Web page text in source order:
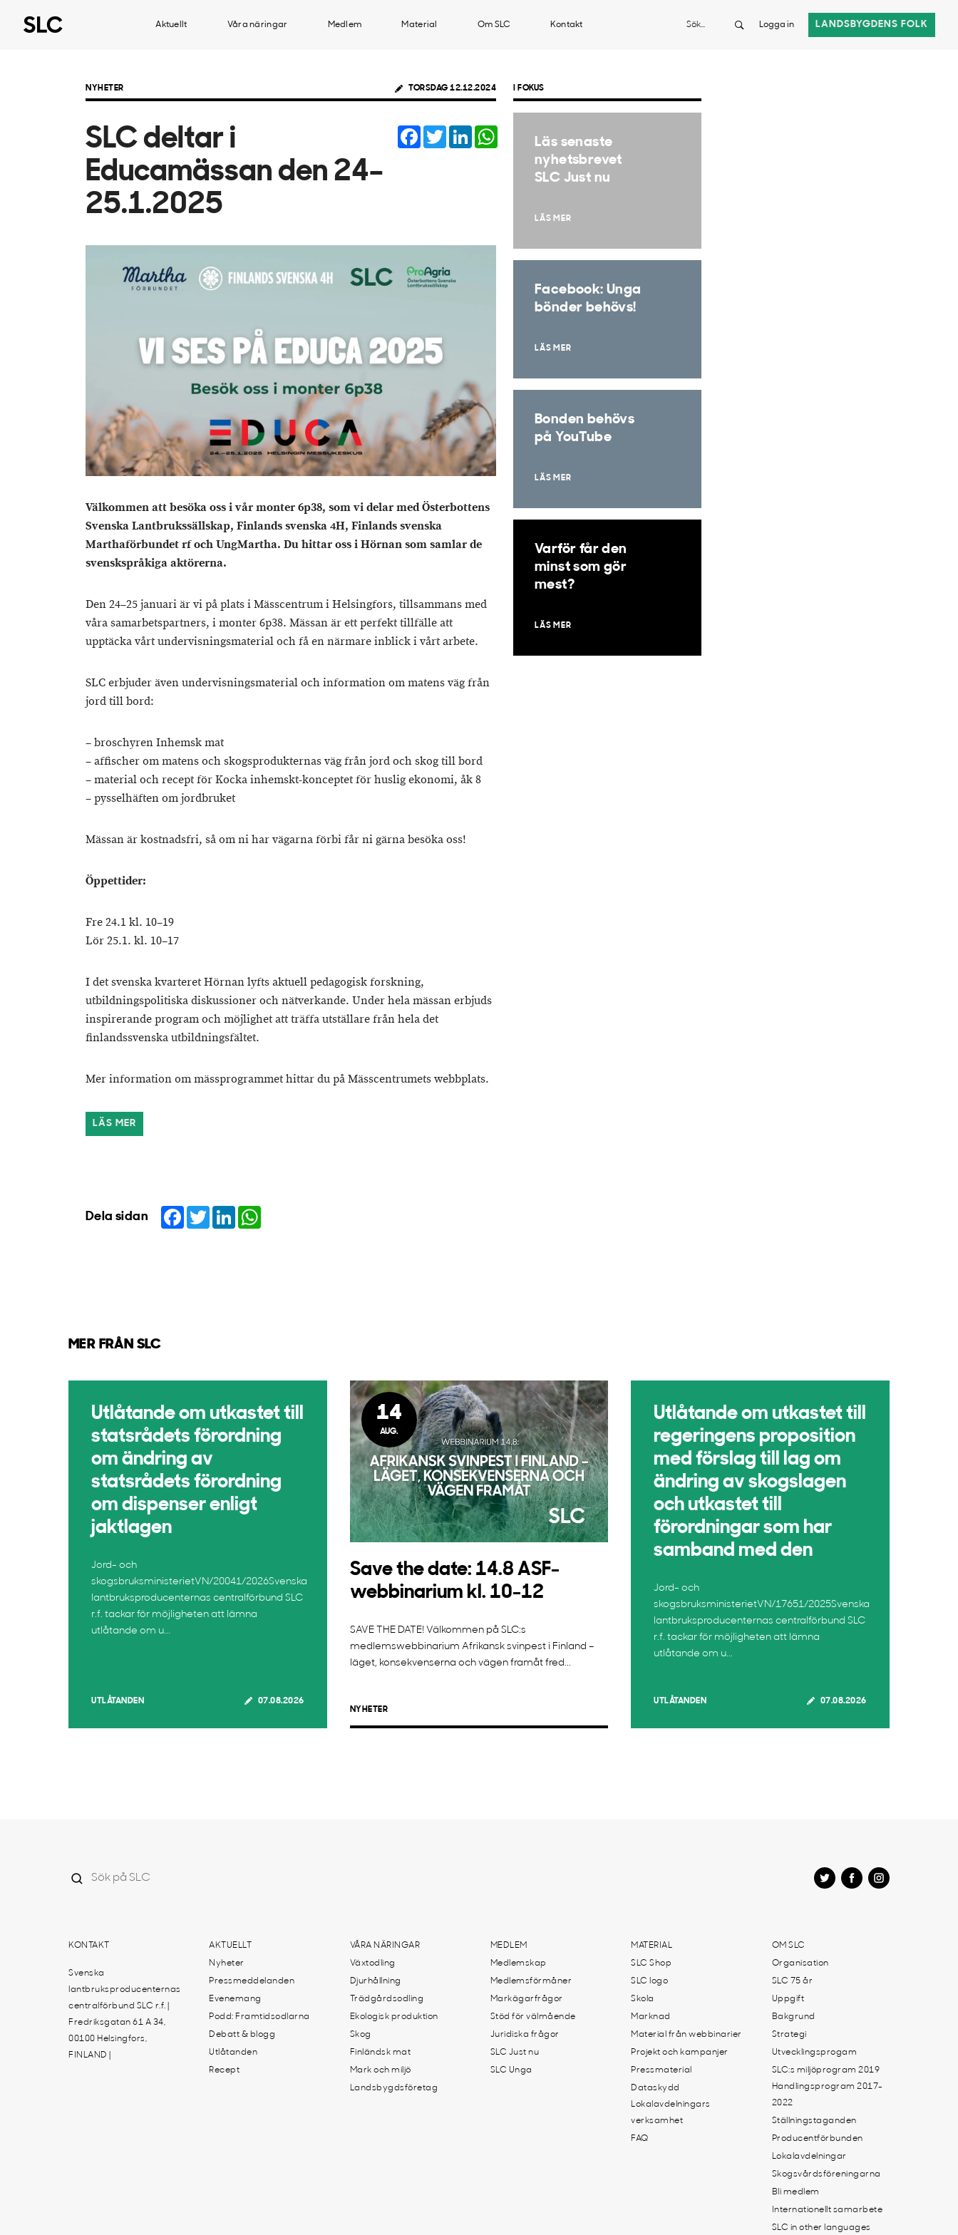
Aktuellt Våra näringar Medlem Material Om SLC Kontakt Sök Logga in LANDSBYGDENS FOLK
NYHETER TORSDAG 12.12.2024
SLC deltar i
Educamässan den 24–
25.1.2025
Facebook
TwitterLinkedIn
Välkommen att besöka oss i vår monter 6p38, som vi delar med Österbottens
Svenska Lantbrukssällskap, Finlands svenska 4H, Finlands svenska
Marthaförbundet rf och UngMartha. Du hittar oss i Hörnan som samlar de
svenskspråkiga aktörerna.
Den 24–25 januari är vi på plats i Mässcentrum i Helsingfors, tillsammans med
våra samarbetspartners, i monter 6p38. Mässan är ett perfekt tillfälle att
upptäcka vårt undervisningsmaterial och få en närmare inblick i vårt arbete.
SLC erbjuder även undervisningsmaterial och information om matens väg från
jord till bord:
– broschyren Inhemsk mat
– affischer om matens och skogsprodukternas väg från jord och skog till bord
– material och recept för Kocka inhemskt-konceptet för huslig ekonomi, åk 8
– pysselhäften om jordbruket
Mässan är kostnadsfri, så om ni har vägarna förbi får ni gärna besöka oss!
Öppettider:
Fre 24.1 kl. 10–19
Lör 25.1. kl. 10–17
I det svenska kvarteret Hörnan lyfts aktuell pedagogisk forskning,
utbildningspolitiska diskussioner och nätverkande. Under hela mässan erbjuds
inspirerande program och möjlighet att träffa utställare från hela det
finlandssvenska utbildningsfältet.
Mer information om mässprogrammet hittar du på Mässcentrumets webbplats.
LÄS MER
Dela sidan Facebook
TwitterLinkedIn
I FOKUS
Läs senaste
nyhetsbrevet
SLC Just nu
LÄS MER
Facebook: Unga
bönder behövs!
LÄS MER
Bonden behövs
på YouTube
LÄS MER
Varför får den
minst som gör
mest?
LÄS MER
MER FRÅN SLC
Utlåtande om utkastet till
statsrådets förordning
om ändring av
statsrådets förordning
om dispenser enligt
jaktlagen
Jord- och
skogsbruksministerietVN/20041/2026Svenska
lantbruksproducenternas centralförbund SLC
r.f. tackar för möjligheten att lämna
utlåtande om u...
UTLÅTANDEN 07.08.2026
14
AUG.
Save the date: 14.8 ASF-
webbinarium kl. 10-12
SAVE THE DATE! Välkommen på SLC:s
medlemswebbinarium Afrikansk svinpest i Finland –
läget, konsekvenserna och vägen framåt fred...
NYHETER
Utlåtande om utkastet till
regeringens proposition
med förslag till lag om
ändring av skogslagen
och utkastet till
förordningar som har
samband med den
Jord- och
skogsbruksministerietVN/17651/2025Svenska
lantbruksproducenternas centralförbund SLC
r.f. tackar för möjligheten att lämna
utlåtande om u...
UTLÅTANDEN 07.08.2026
KONTAKT
Svenska
lantbruksproducenternas
centralförbund SLC r.f. |
Fredriksgatan 61 A 34,
00100 Helsingfors,
FINLAND |
AKTUELLT
Nyheter
Pressmeddelanden
Evenemang
Podd: Framtidsodlarna
Debatt & blogg
Utlåtanden
Recept
VÅRA NÄRINGAR
Växtodling
Djurhållning
Trädgårdsodling
Ekologisk produktion
Skog
Finländsk mat
Mark och miljö
Landsbygdsföretag
MEDLEM
Medlemskap
Medlemsförmåner
Markägarfrågor
Stöd för välmående
Juridiska frågor
SLC Just nu
SLC Unga
MATERIAL
SLC Shop
SLC logo
Skola
Marknad
Material från webbinarier
Projekt och kampanjer
Pressmaterial
Dataskydd
Lokalavdelningars
verksamhet
FAQ
OM SLC
Organisation
SLC 75 år
Uppgift
Bakgrund
Strategi
Utvecklingsprogam
SLC:s miljöprogram 2019
Handlingsprogram 2017-
2022
Ställningstaganden
Producentförbunden
Lokalavdelningar
Skogsvårdsföreningarna
Bli medlem
Internationellt samarbete
SLC in other languages